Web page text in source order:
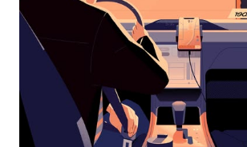
επιλέξετε
μια
ημερομηνία.
Πατήστε
πλήκτρο
escape
για
να
κλείσετε